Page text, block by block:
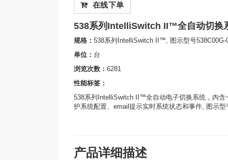
在线下单
538系列IntelliSwitch II™全自动切换
规格： 538系列IntelliSwitch II™, 图示型号538C00G-
单位： 台
浏览次数： 6281
性能标签：
538系列IntelliSwitch II™全自动电子切换系统，内含
护系统配置、email提示实时系统状态和事件, 图示型
产品详细描述